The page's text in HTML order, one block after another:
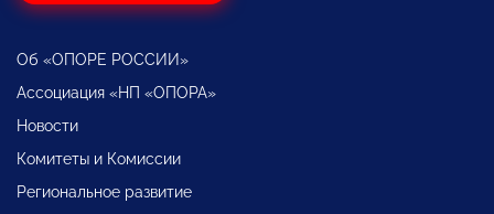
Об «ОПОРЕ РОССИИ»
Ассоциация «НП «ОПОРА»
Новости
Комитеты и Комиссии
Региональное развитие